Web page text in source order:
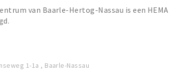
van Baarle-Hertog-Nassau is een HEMA
1-1a , Baarle-Nassau